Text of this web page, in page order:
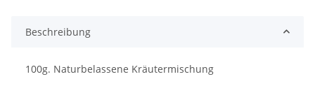
Beschreibung
100g. Naturbelassene Kräutermischung